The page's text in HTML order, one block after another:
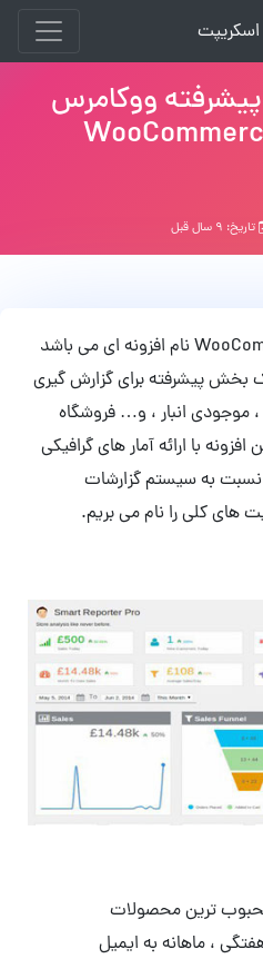
ووکامرس
تاریخ: ۹ سال قبل
WooCommerce Smart Reporter Pro نام افزونه ای می باشد
بخش پیشرفته برای گزارش گیری
، موجودی انبار ، و… فروشگاه
با ارائه آمار های گرافیکی
به سیستم گزارشات
های کلی را نام می بریم.
ترین محصولات
، ماهانه به ایمیل